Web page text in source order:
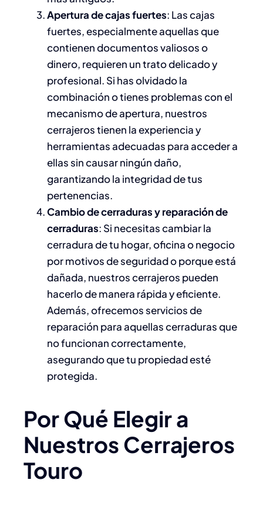
Apertura de cajas fuertes: Las cajas
fuertes, especialmente aquellas que
contienen documentos valiosos o
dinero, requieren un trato delicado y
profesional. Si has olvidado la
combinación o tienes problemas con el
mecanismo de apertura, nuestros
cerrajeros tienen la experiencia y
herramientas adecuadas para acceder a
ellas sin causar ningún daño,
garantizando la integridad de tus
pertenencias.
Cambio de cerraduras y reparación de
cerraduras: Si necesitas cambiar la
cerradura de tu hogar, oficina o negocio
por motivos de seguridad o porque está
dañada, nuestros cerrajeros pueden
hacerlo de manera rápida y eficiente.
Además, ofrecemos servicios de
reparación para aquellas cerraduras que
no funcionan correctamente,
asegurando que tu propiedad esté
protegida.
Por Qué Elegir a
Nuestros Cerrajeros
Touro